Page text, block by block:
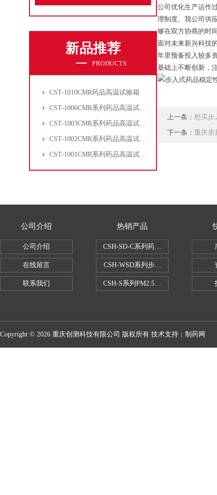
新品推荐
PRODUCTS
CST-1010CMR药品高温试验箱
CST-1006CMR系列药品高温试验箱
CST-1003CMR系列药品高温试验箱
CST-1002CMR系列药品高温试验箱
CST-1001CMR系列药品高温试验箱
公司优化生产运作
理制度。我公司供
够在双方协商的时
面对未来新兴科技
年里预备投入较多
基础上不断创新，
上一条： 想买步
下一条： 重庆质
公司介绍
公司介绍
在线留言
联系我们
热销产品
CSH-SD-C系列药品稳定性试验箱（
CSH-WSD系列步入式药品稳定性试验
CSH-S系列PM2.5恒温恒湿试验室
Copyright © 2026 重庆创测科技有限公司 版权所有 技术支持： 制药网